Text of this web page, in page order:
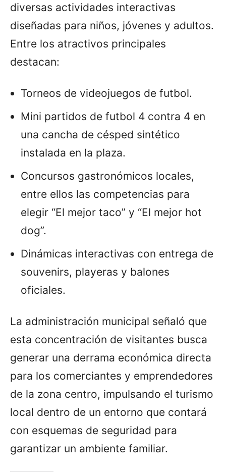
diversas actividades interactivas
diseñadas para niños, jóvenes y adultos.
Entre los atractivos principales
destacan:
Torneos de videojuegos de futbol.
Mini partidos de futbol 4 contra 4 en
una cancha de césped sintético
instalada en la plaza.
Concursos gastronómicos locales,
entre ellos las competencias para
elegir “El mejor taco” y “El mejor hot
dog”.
Dinámicas interactivas con entrega de
souvenirs, playeras y balones
oficiales.
La administración municipal señaló que
esta concentración de visitantes busca
generar una derrama económica directa
para los comerciantes y emprendedores
de la zona centro, impulsando el turismo
local dentro de un entorno que contará
con esquemas de seguridad para
garantizar un ambiente familiar.